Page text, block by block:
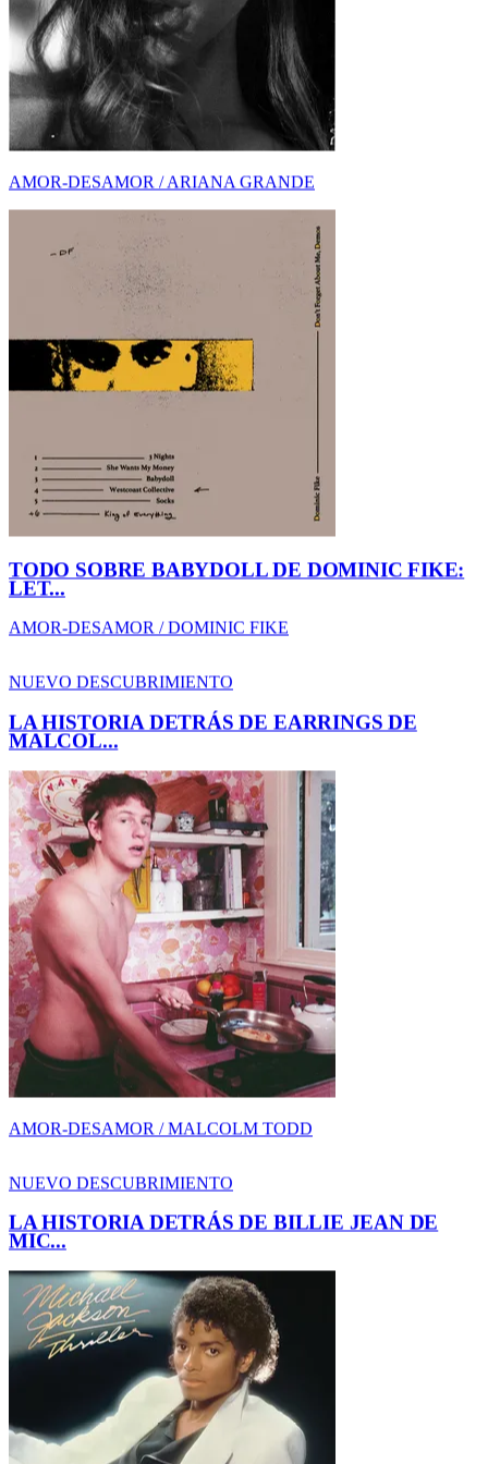
TODO SOBRE BABYDOLL DE DOMINIC FIKE:
LET...
NUEVO DESCUBRIMIENTO
LA HISTORIA DETRÁS DE EARRINGS DE
MALCOL...
AMOR-DESAMOR / MALCOLM TODD
NUEVO DESCUBRIMIENTO
LA HISTORIA DETRÁS DE BILLIE JEAN DE
MIC...
DESCUBRIMIENTO / MICHAEL JACKSON